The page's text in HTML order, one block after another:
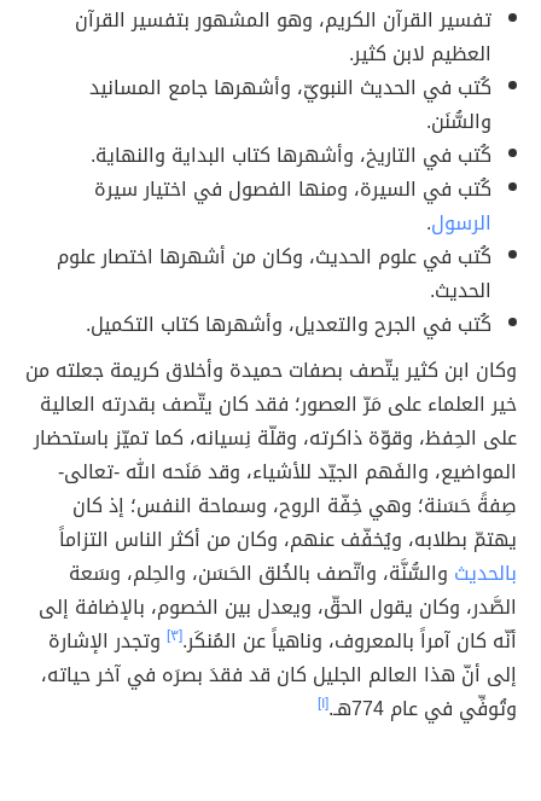
تفسير القرآن الكريم، وهو المشهور بتفسير القرآن
العظيم لابن كثير.
كُتب في الحديث النبويّ، وأشهرها جامع المسانيد
والسُّنَن.
كُتب في التاريخ، وأشهرها كتاب البداية والنهاية.
كُتب في السيرة، ومنها الفصول في اختيار سيرة
الرسول.
كُتب في علوم الحديث، وكان من أشهرها اختصار علوم
الحديث.
كُتب في الجرح والتعديل، وأشهرها كتاب التكميل.
وكان ابن كثير يتّصف بصفات حميدة وأخلاق كريمة جعلته من
خير العلماء على مَرّ العصور؛ فقد كان يتّصف بقدرته العالية
على الحِفظ، وقوّة ذاكرته، وقلّة نِسيانه، كما تميّز باستحضار
المواضيع، والفَهم الجيّد للأشياء، وقد مَنَحه الله -تعالى-
صِفةً حَسَنة؛ وهي خِفّة الروح، وسماحة النفس؛ إذ كان
يهتمّ بطلابه، ويُخفّف عنهم، وكان من أكثر الناس التزاماً
بالحديث والسُّنَّة، واتّصف بالخُلق الحَسَن، والحِلم، وسَعة
الصَّدر، وكان يقول الحقّ، ويعدل بين الخصوم، بالإضافة إلى
أنّه كان آمراً بالمعروف، وناهياً عن المُنكَر.[٣]
وتجدر الإشارة
إلى أنّ هذا العالم الجليل كان قد فقدَ بصرَه في آخر حياته،
وتُوفِّي في عام 774هـ.
[١]